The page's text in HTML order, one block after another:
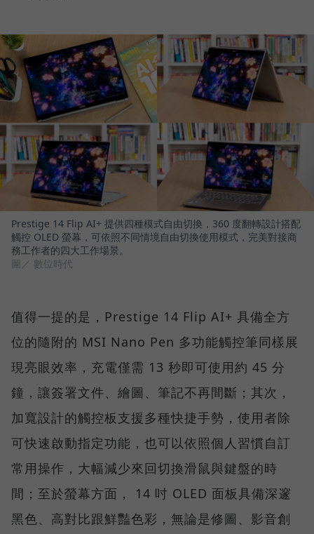
Prestige 14 Flip AI+ 提供四種模式自由切換，360 度翻轉設計搭配
觸控 OLED 螢幕，可依照不同情境自由切換使用模式，完美對接商
務工作者的四大工作場景。
圖／ 數位時代
值得一提的是，Prestige 14 Flip AI+ 具備全方
位的隨附的 MSI Nano Pen 多功能觸控筆同樣展
現亮眼效率，充電僅需 13 秒即可使用約 45 分
鐘，讓簽署文件、繪圖、筆記不再間斷；其次，
加寬設計的觸控板支援多種快捷手勢，使用者除
可快速啟動指定功能，也可以依照個人習慣自訂
常用操作，大幅減少來回切換滑鼠與鍵盤的時
間；至於螢幕方面， 14 吋 OLED 面板具備深邃
黑色、高對比跟鮮豔色彩，無論是修圖、影音創